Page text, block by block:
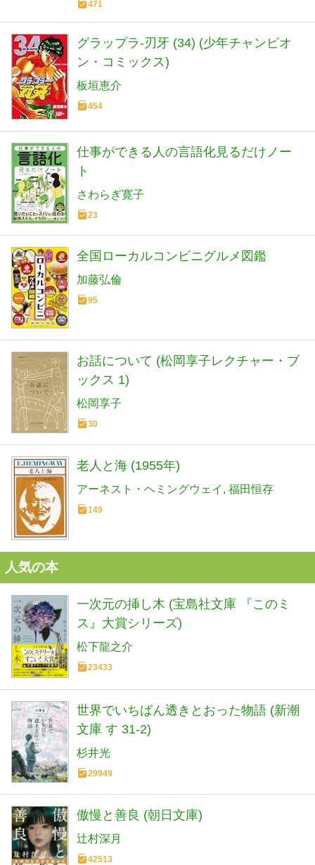
471
グラップラ-刃牙 (34) (少年チャンピオ
ン・コミックス)
板垣恵介
454
仕事ができる人の言語化見るだけノー
ト
さわらぎ寛子
23
全国ローカルコンビニグルメ図鑑
加藤弘倫
95
お話について (松岡享子レクチャー・ブ
ックス 1)
松岡享子
30
老人と海 (1955年)
アーネスト・ヘミングウェイ 福田恒存
149
人気の本
一次元の挿し木 (宝島社文庫 『このミ
ス』大賞シリーズ)
松下龍之介
23433
世界でいちばん透きとおった物語 (新潮
文庫 す 31-2)
杉井光
29949
傲慢と善良 (朝日文庫)
辻村深月
42513